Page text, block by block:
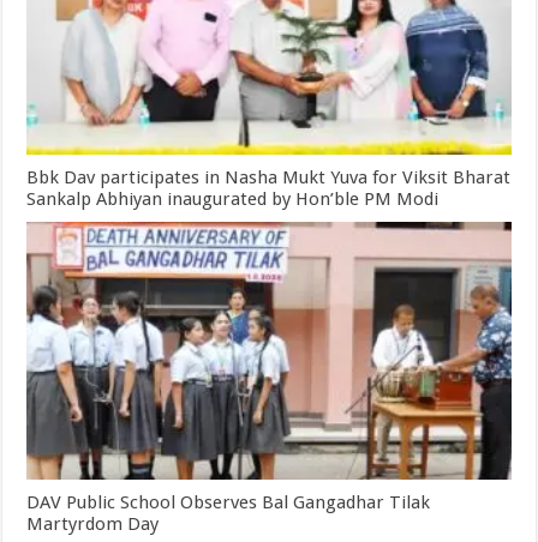
Bbk Dav participates in Nasha Mukt Yuva for Viksit Bharat
Sankalp Abhiyan inaugurated by Hon’ble PM Modi
DAV Public School Observes Bal Gangadhar Tilak
Martyrdom Day